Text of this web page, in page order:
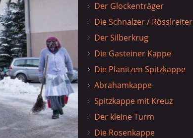
Der Glockenträger
Die Schnalzer / Rösslreiter
Der Silberkrug
Die Gasteiner Kappe
Die Planitzen Spitzkappe
Abrahamkappe
Spitzkappe mit Kreuz
Der kleine Turm
Die Rosenkappe